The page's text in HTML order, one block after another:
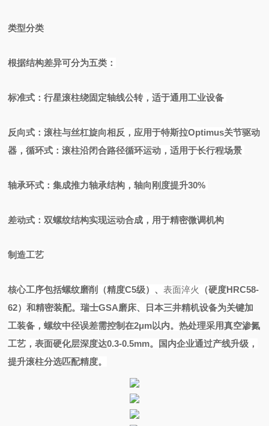
类型分类
根据结构差异可分为五类：
标准式：行星滚柱绕固定轴线公转，适于通用工业设备
反向式：滚柱与丝杠旋向相反，应用于特斯拉Optimus关节驱动
器，循环式：滚柱沿闭合路径循环运动，适用于长行程场景
轴承环式：集成推力轴承结构，轴向刚度提升30%
差动式：双螺纹结构实现运动合成，用于精密微调机构
制造工艺
核心工序包括螺纹磨削（精度C5级）、表面淬火 （硬度HRC58-
62）和精密装配。瑞士GSA磨床、日本三井精机设备为关键加
工装备，螺纹中径误差需控制在2μm以内。热处理采用真空渗氮
工艺，表面硬化层深度达0.3-0.5mm。国内企业通过产线升级，
提升滚柱分选匹配精度。